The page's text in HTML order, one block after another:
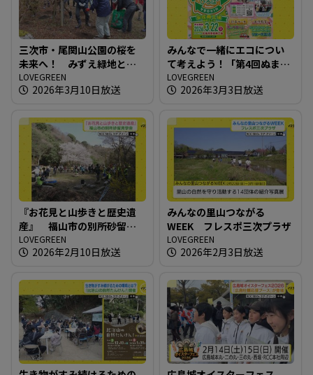
三次市・尾関山公園の桜を
未来へ！ みずえ緑地とボ
ランティアの保全活動
LOVEGREEN
2026年3月10日放送
みんなで一緒にエコについ
て考えよう！「第4回ぬまた
エコひろば」
LOVEGREEN
2026年3月3日放送
『お花見と山歩きと歴史遺
産』 福山市の別所砂留見
学会
LOVEGREEN
2026年2月10日放送
みんなの里山つながる
WEEK フレスポ三次プラザ
LOVEGREEN
2026年2月3日放送